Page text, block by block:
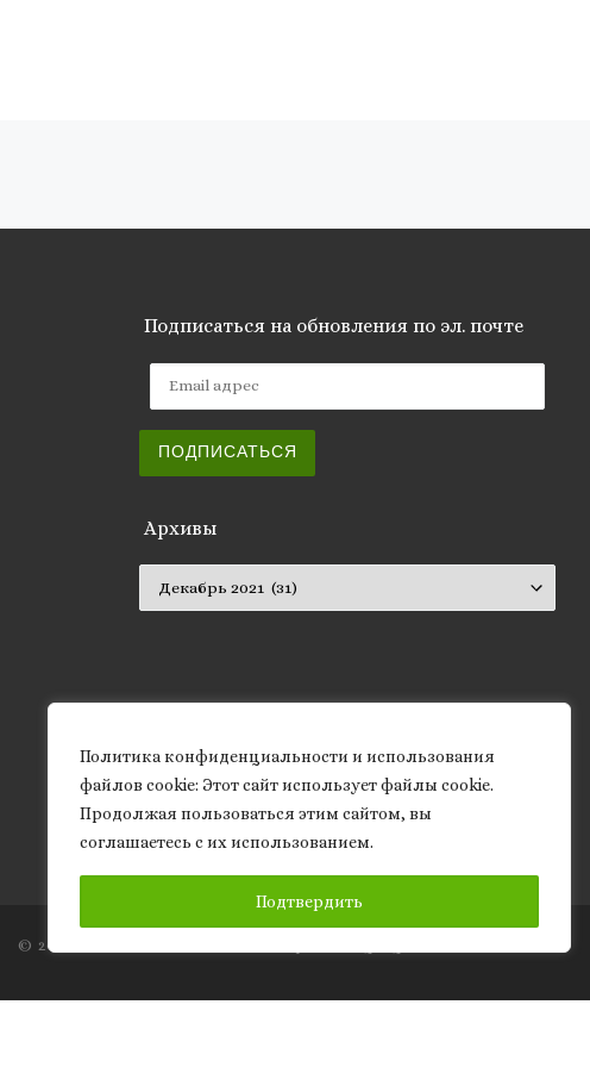
Политика конфиденциальности и использования
файлов сookie: Этот сайт использует файлы cookie.
Продолжая пользоваться этим сайтом, вы
соглашаетесь с их использованием.
Подтвердить
Подписаться на обновления по эл. почте
ПОДПИСАТЬСЯ
Архивы
© 2026